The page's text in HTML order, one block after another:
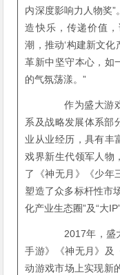
内深度影响力人物奖”
造快乐，传递价值
潮，推动‘构建新文化
革新中坚守本心，如
的气氛荡漾。”
作为盛大游戏
系及战略发展体系部
业从业经历，具有丰
戏界新生代领军人物
了《神无月》《少年
塑造了众多标杆性市
化产业生态圈”及“大
2017年，盛大
手游》《神无月》及
动游戏市场上实现新